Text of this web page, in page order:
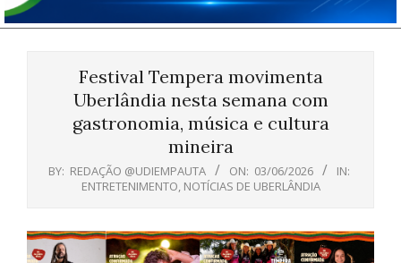
Festival Tempera movimenta
Uberlândia nesta semana com
gastronomia, música e cultura
mineira
BY: REDAÇÃO @UDIEMPAUTA ON: 03/06/2026
IN:
ENTRETENIMENTO, NOTÍCIAS DE UBERLÂNDIA